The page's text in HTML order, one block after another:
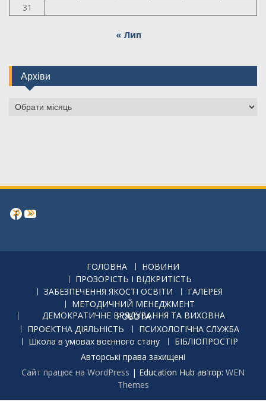
31
« Лип
Архіви
Архіви
Facebook
https://www.youtube.com/channel/
ГОЛОВНА
НОВИНИ
ПРОЗОРІСТЬ І ВІДКРИТІСТЬ
ЗАБЕЗПЕЧЕННЯ ЯКОСТІ ОСВІТИ
ГАЛЕРЕЯ
МЕТОДИЧНИЙ МЕНЕДЖМЕНТ
ДЕМОКРАТИЧНЕ ВРЯДУВАННЯ ТА ВИХОВНА РОБОТА
ПРОЄКТНА ДІЯЛЬНІСТЬ
ПСИХОЛОГІЧНА СЛУЖБА
Школа в умовах воєнного стану
БІБЛІОПРОСТІР
Авторські права захищені
Сайт працює на WordPress | Education Hub автор: WEN
Themes